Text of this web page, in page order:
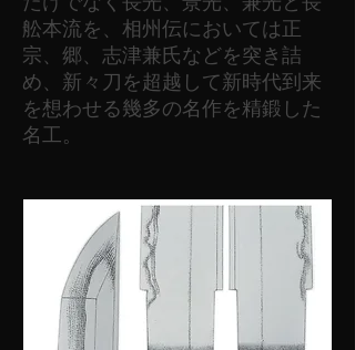
舩本流を、相州伝においては正
宗、郷、志津兼氏などを突き詰
め、新々刀を超越して新時代到来
を想わせる幾多の名作を精鍛した
名工。